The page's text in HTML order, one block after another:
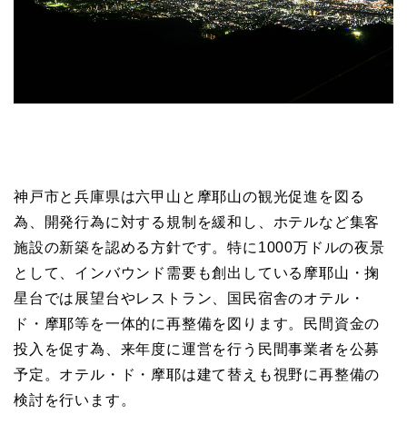
神戸市と兵庫県は六甲山と摩耶山の観光促進を図る
為、開発行為に対する規制を緩和し、ホテルなど集客
施設の新築を認める方針です。特に1000万ドルの夜景
として、インバウンド需要も創出している摩耶山・掬
星台では展望台やレストラン、国民宿舎のオテル・
ド・摩耶等を一体的に再整備を図ります。民間資金の
投入を促す為、来年度に運営を行う民間事業者を公募
予定。オテル・ド・摩耶は建て替えも視野に再整備の
検討を行います。